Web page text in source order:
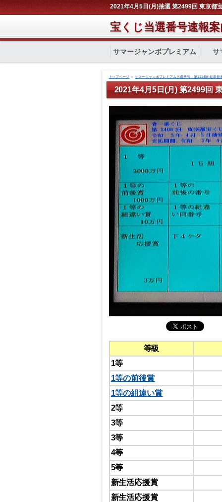
2021年4月5日(月)抽選 第2499回 東京都
宝くじ当選番号速報
サマージャンボプレミアム サ
トップページ ＞サマージャンボプレミアム当選番号｜第1114回 結果発
2021年4月5日(月) 第2499回
等級
1等
1等の前後賞
1等の組違い賞
2等
3等
3等
4等
5等
新生活応援賞
新生活応援賞